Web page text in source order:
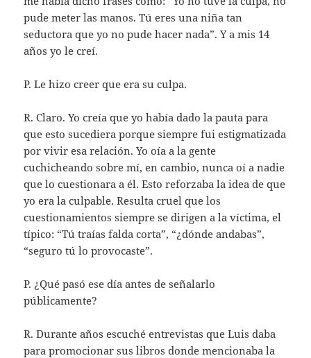
pude meter las manos. Tú eres una niña tan
seductora que yo no pude hacer nada”. Y a mis 14
años yo le creí.
P. Le hizo creer que era su culpa.
R. Claro. Yo creía que yo había dado la pauta para
que esto sucediera porque siempre fui estigmatizada
por vivir esa relación. Yo oía a la gente
cuchicheando sobre mí, en cambio, nunca oí a nadie
que lo cuestionara a él. Esto reforzaba la idea de que
yo era la culpable. Resulta cruel que los
cuestionamientos siempre se dirigen a la víctima, el
típico: “Tú traías falda corta”, “¿dónde andabas”,
“seguro tú lo provocaste”.
P. ¿Qué pasó ese día antes de señalarlo
públicamente?
R. Durante años escuché entrevistas que Luis daba
para promocionar sus libros donde mencionaba la